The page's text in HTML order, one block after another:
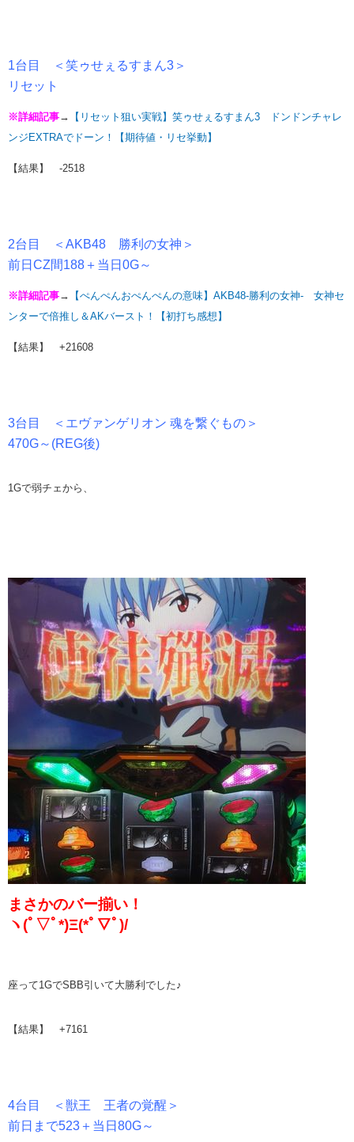
1台目 ＜笑ゥせぇるすまん3＞
リセット
※詳細記事→
【リセット狙い実戦】笑ゥせぇるすまん3 ドンドンチャレ
ンジEXTRAでドーン！【期待値・リセ挙動】
【結果】 -2518
2台目 ＜AKB48 勝利の女神＞
前日CZ間188＋当日0G～
※詳細記事→
【ぺんぺんおぺんぺんの意味】AKB48-勝利の女神- 女神セ
ンターで倍推し＆AKバースト！【初打ち感想】
【結果】 +21608
3台目 ＜エヴァンゲリオン 魂を繋ぐもの＞
470G～(REG後)
1Gで弱チェから、
まさかのバー揃い！
ヽ(ﾟ▽ﾟ*)Ξ(*ﾟ▽ﾟ)/
座って1GでSBB引いて大勝利でした♪
【結果】 +7161
4台目 ＜獣王 王者の覚醒＞
前日まで523＋当日80G～